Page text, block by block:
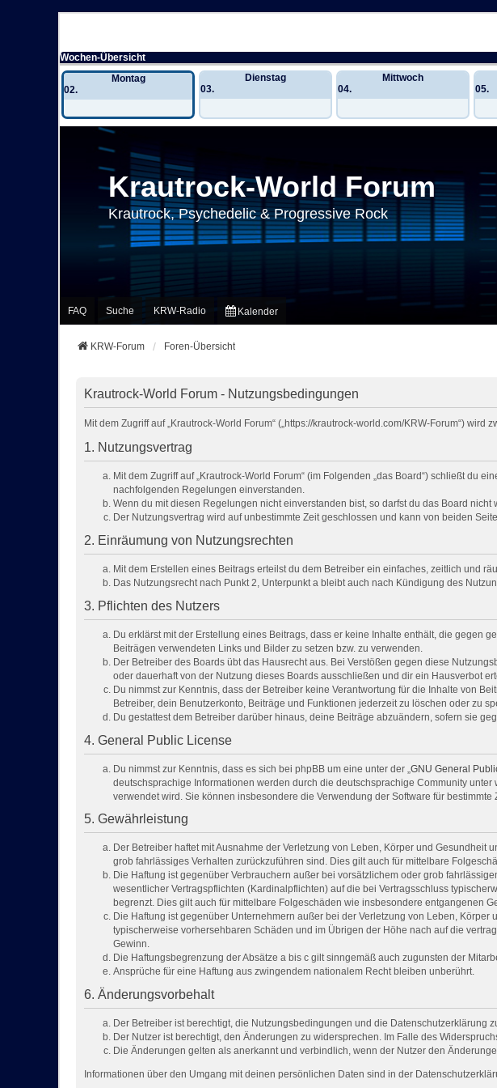
Wochen-Übersicht
Montag
02.
Dienstag
03.
Mittwoch
04.
05.
Krautrock-World Forum
Krautrock, Psychedelic & Progressive Rock
FAQ Suche KRW-Radio Kalender
KRW-Forum Foren-Übersicht
Krautrock-World Forum - Nutzungsbedingungen
Mit dem Zugriff auf „Krautrock-World Forum“ („https://krautrock-world.com/KRW-Forum“)
1. Nutzungsvertrag
Mit dem Zugriff auf „Krautrock-World Forum“ (im Folgenden „das Board“) schließt du
nachfolgenden Regelungen einverstanden.
Wenn du mit diesen Regelungen nicht einverstanden bist, so darfst du das Board
Der Nutzungsvertrag wird auf unbestimmte Zeit geschlossen und kann von beiden
2. Einräumung von Nutzungsrechten
Mit dem Erstellen eines Beitrags erteilst du dem Betreiber ein einfaches, zeitlich und
Das Nutzungsrecht nach Punkt 2, Unterpunkt a bleibt auch nach Kündigung des
3. Pflichten des Nutzers
Du erklärst mit der Erstellung eines Beitrags, dass er keine Inhalte enthält, die gegen
Beiträgen verwendeten Links und Bilder zu setzen bzw. zu verwenden.
Der Betreiber des Boards übt das Hausrecht aus. Bei Verstößen gegen diese
oder dauerhaft von der Nutzung dieses Boards ausschließen und dir ein Hausverbot
Du nimmst zur Kenntnis, dass der Betreiber keine Verantwortung für die Inhalte von
Betreiber, dein Benutzerkonto, Beiträge und Funktionen jederzeit zu löschen oder zu
Du gestattest dem Betreiber darüber hinaus, deine Beiträge abzuändern, sofern sie
4. General Public License
Du nimmst zur Kenntnis, dass es sich bei phpBB um eine unter der „ GNU General
deutschsprachige Informationen werden durch die deutschsprachige Community
verwendet wird. Sie können insbesondere die Verwendung der Software für
5. Gewährleistung
Der Betreiber haftet mit Ausnahme der Verletzung von Leben, Körper und
grob fahrlässiges Verhalten zurückzuführen sind. Dies gilt auch für mittelbare
Die Haftung ist gegenüber Verbrauchern außer bei vorsätzlichem oder grob
wesentlicher Vertragspflichten (Kardinalpflichten) auf die bei Vertragsschluss
begrenzt. Dies gilt auch für mittelbare Folgeschäden wie insbesondere entgangenen
Die Haftung ist gegenüber Unternehmern außer bei der Verletzung von Leben,
typischerweise vorhersehbaren Schäden und im Übrigen der Höhe nach auf die
Gewinn.
Die Haftungsbegrenzung der Absätze a bis c gilt sinngemäß auch zugunsten der
Ansprüche für eine Haftung aus zwingendem nationalem Recht bleiben unberührt.
6. Änderungsvorbehalt
Der Betreiber ist berechtigt, die Nutzungsbedingungen und die Datenschutzerklärung
Der Nutzer ist berechtigt, den Änderungen zu widersprechen. Im Falle des
Die Änderungen gelten als anerkannt und verbindlich, wenn der Nutzer den
Informationen über den Umgang mit deinen persönlichen Daten sind in der